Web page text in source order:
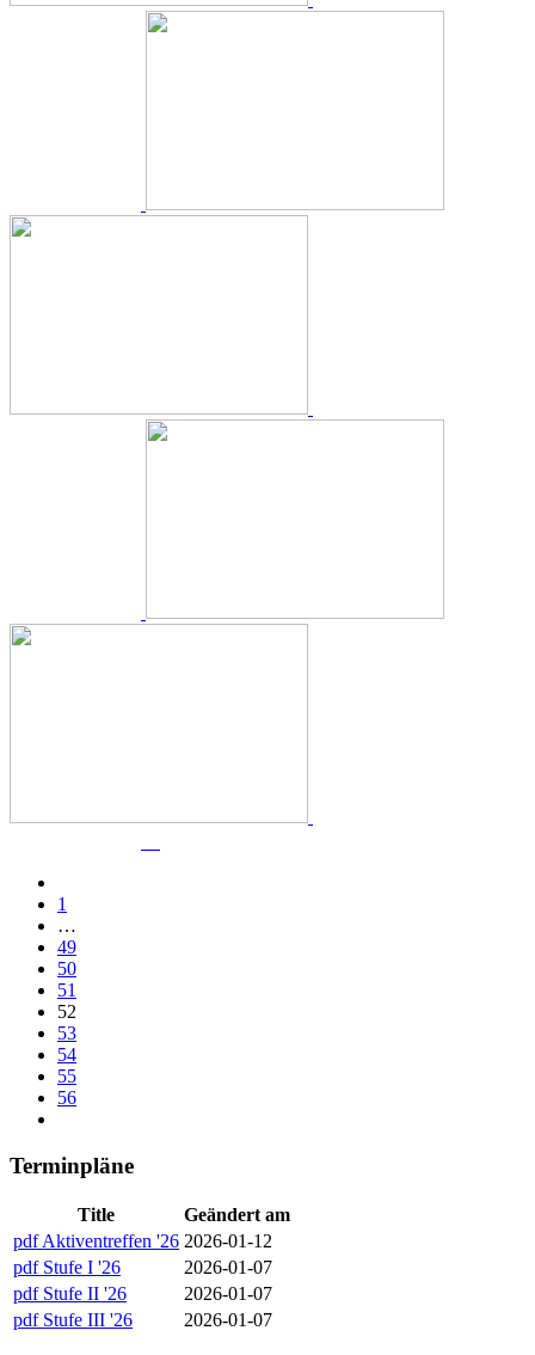
1
…
49
50
51
52
53
54
55
56
Terminpläne
Title
Geändert am
pdf Aktiventreffen '26 2026-01-12
pdf Stufe I '26
2026-01-07
pdf Stufe II '26
2026-01-07
pdf Stufe III '26 2026-01-07